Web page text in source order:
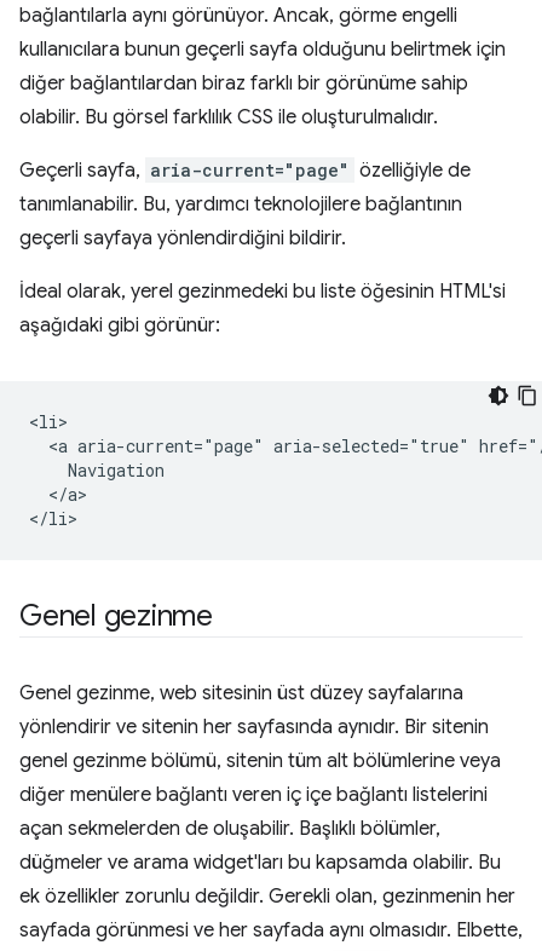
bağlantılarla aynı görünüyor. Ancak, görme engelli
kullanıcılara bunun geçerli sayfa olduğunu belirtmek için
diğer bağlantılardan biraz farklı bir görünüme sahip
olabilir. Bu görsel farklılık CSS ile oluşturulmalıdır.
Geçerli sayfa, aria-current="page" özelliğiyle de
tanımlanabilir. Bu, yardımcı teknolojilere bağlantının
geçerli sayfaya yönlendirdiğini bildirir.
İdeal olarak, yerel gezinmedeki bu liste öğesinin HTML'si
aşağıdaki gibi görünür:
<li>
<a aria-current="page" aria-selected="true"
    Navigation
  </a>
Genel gezinme
Genel gezinme, web sitesinin üst düzey sayfalarına
yönlendirir ve sitenin her sayfasında aynıdır. Bir sitenin
genel gezinme bölümü, sitenin tüm alt bölümlerine veya
diğer menülere bağlantı veren iç içe bağlantı listelerini
açan sekmelerden de oluşabilir. Başlıklı bölümler,
düğmeler ve arama widget'ları bu kapsamda olabilir. Bu
ek özellikler zorunlu değildir. Gerekli olan, gezinmenin her
sayfada görünmesi ve her sayfada aynı olmasıdır. Elbette,